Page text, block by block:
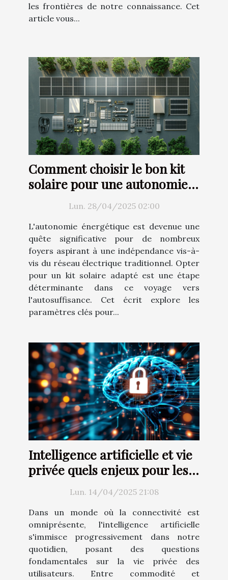
les frontières de notre connaissance. Cet
article vous...
Comment choisir le bon kit
solaire pour une autonomie
énergétique totale
Lun. 28/04/2025 02:00
L'autonomie énergétique est devenue une
quête significative pour de nombreux
foyers aspirant à une indépendance vis-à-
vis du réseau électrique traditionnel. Opter
pour un kit solaire adapté est une étape
déterminante dans ce voyage vers
l'autosuffisance. Cet écrit explore les
paramètres clés pour...
Intelligence artificielle et vie
privée quels enjeux pour les
utilisateurs dans un monde
connectéLun. 14/04/2025 21:08
Dans un monde où la connectivité est
omniprésente, l'intelligence artificielle
s'immisce progressivement dans notre
quotidien, posant des questions
fondamentales sur la vie privée des
utilisateurs. Entre commodité et